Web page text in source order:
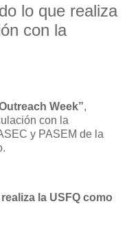
lo que realiza
con la
Week”,
con la
y PASEM de la
la USFQ como